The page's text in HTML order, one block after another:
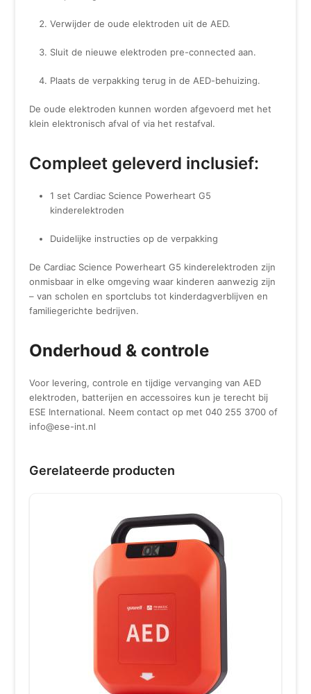
Verwijder de oude elektroden uit de AED.
Sluit de nieuwe elektroden pre-connected aan.
Plaats de verpakking terug in de AED-behuizing.
De oude elektroden kunnen worden afgevoerd met het
klein elektronisch afval of via het restafval.
Compleet geleverd inclusief:
1 set Cardiac Science Powerheart G5
kinderelektroden
Duidelijke instructies op de verpakking
De Cardiac Science Powerheart G5 kinderelektroden zijn
onmisbaar in elke omgeving waar kinderen aanwezig zijn
– van scholen en sportclubs tot kinderdagverblijven en
familiegerichte bedrijven.
Onderhoud & controle
Voor levering, controle en tijdige vervanging van AED
elektroden, batterijen en accessoires kun je terecht bij
ESE International. Neem contact op met 040 255 3700 of
info@ese-int.nl
Gerelateerde producten